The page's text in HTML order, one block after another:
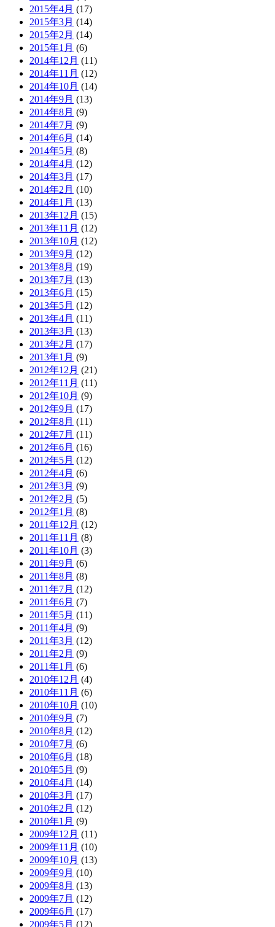
2015年4月 (17)
2015年3月 (14)
2015年2月 (14)
2015年1月 (6)
2014年12月 (11)
2014年11月 (12)
2014年10月 (14)
2014年9月 (13)
2014年8月 (9)
2014年7月 (9)
2014年6月 (14)
2014年5月 (8)
2014年4月 (12)
2014年3月 (17)
2014年2月 (10)
2014年1月 (13)
2013年12月 (15)
2013年11月 (12)
2013年10月 (12)
2013年9月 (12)
2013年8月 (19)
2013年7月 (13)
2013年6月 (15)
2013年5月 (12)
2013年4月 (11)
2013年3月 (13)
2013年2月 (17)
2013年1月 (9)
2012年12月 (21)
2012年11月 (11)
2012年10月 (9)
2012年9月 (17)
2012年8月 (11)
2012年7月 (11)
2012年6月 (16)
2012年5月 (12)
2012年4月 (6)
2012年3月 (9)
2012年2月 (5)
2012年1月 (8)
2011年12月 (12)
2011年11月 (8)
2011年10月 (3)
2011年9月 (6)
2011年8月 (8)
2011年7月 (12)
2011年6月 (7)
2011年5月 (11)
2011年4月 (9)
2011年3月 (12)
2011年2月 (9)
2011年1月 (6)
2010年12月 (4)
2010年11月 (6)
2010年10月 (10)
2010年9月 (7)
2010年8月 (12)
2010年7月 (6)
2010年6月 (18)
2010年5月 (9)
2010年4月 (14)
2010年3月 (17)
2010年2月 (12)
2010年1月 (9)
2009年12月 (11)
2009年11月 (10)
2009年10月 (13)
2009年9月 (10)
2009年8月 (13)
2009年7月 (12)
2009年6月 (17)
2009年5月 (12)